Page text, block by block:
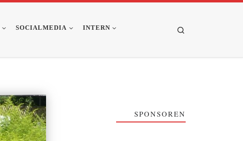
SOCIALMEDIA INTERN
SPONSOREN